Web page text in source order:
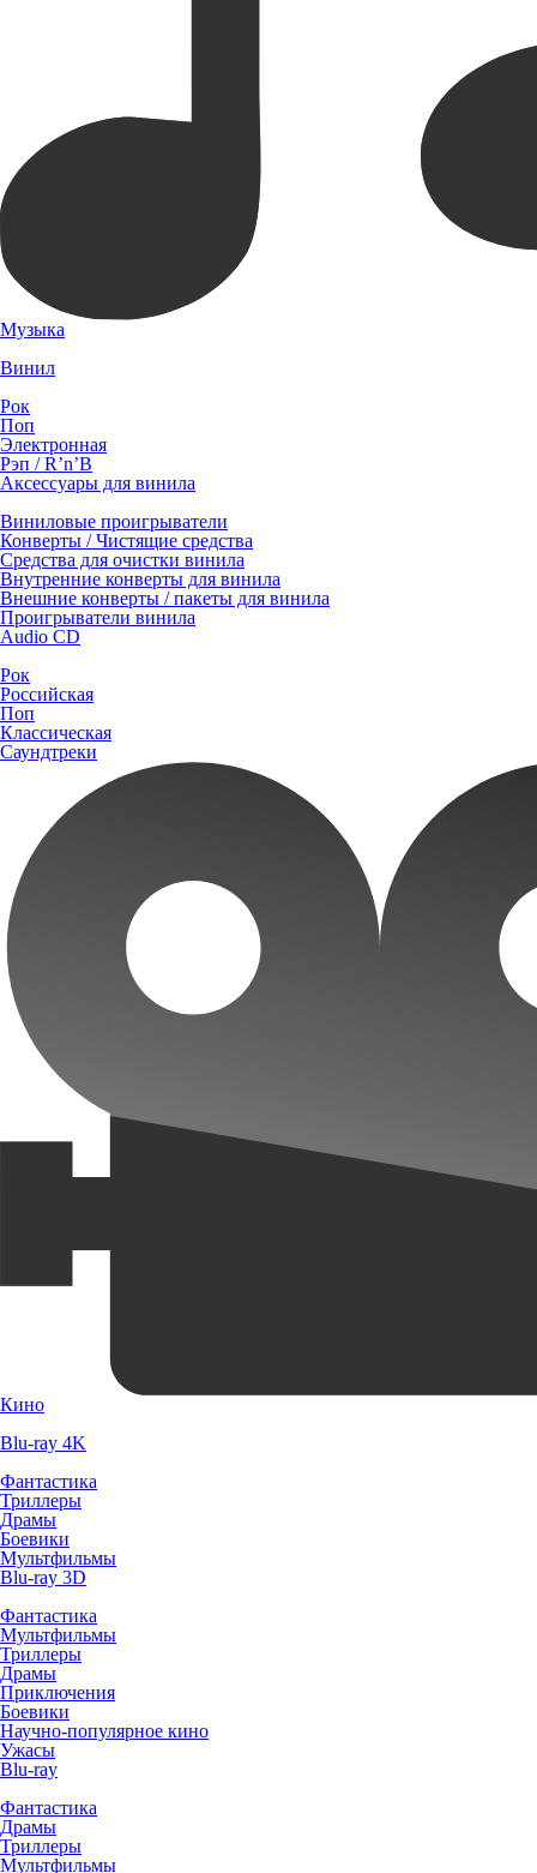
Музыка
Винил
Рок
Поп
Электронная
Рэп / R’n’B
Аксессуары для винила
Виниловые проигрыватели
Конверты / Чистящие средства
Средства для очистки винила
Внутренние конверты для винила
Внешние конверты / пакеты для винила
Проигрыватели винила
Audio CD
Рок
Российская
Поп
Классическая
Саундтреки
Кино
Blu-ray 4K
Фантастика
Триллеры
Драмы
Боевики
Мультфильмы
Blu-ray 3D
Фантастика
Мультфильмы
Триллеры
Драмы
Приключения
Боевики
Научно-популярное кино
Ужасы
Blu-ray
Фантастика
Драмы
Триллеры
Мультфильмы